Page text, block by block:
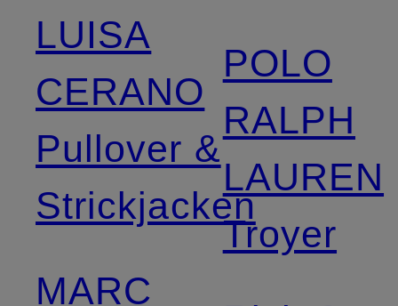
LUISA
CERANO
Pullover &
Strickjacken
MARC
POLO
RALPH
LAUREN
Troyer